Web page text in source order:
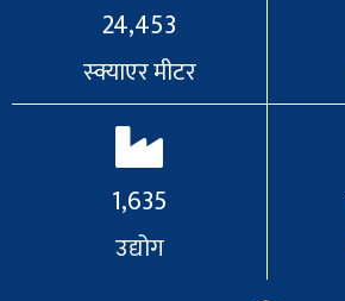
24,453
स्क्याएर मीटर
1,635
उद्योग